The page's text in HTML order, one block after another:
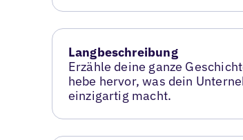
Langbeschreibung
Erzähle deine ganze
hebe hervor, was dein
einzigartig macht.